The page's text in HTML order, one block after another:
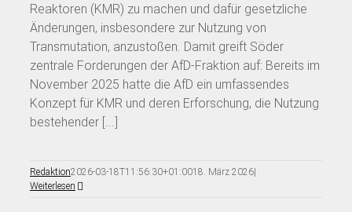
Reaktoren (KMR) zu machen und dafür gesetzliche
Änderungen, insbesondere zur Nutzung von
Transmutation, anzustoßen. Damit greift Söder
zentrale Forderungen der AfD-Fraktion auf: Bereits im
November 2025 hatte die AfD ein umfassendes
Konzept für KMR und deren Erforschung, die Nutzung
bestehender [...]
Redaktion2026-03-18T11:56:30+01:0018. März 2026|
Weiterlesen